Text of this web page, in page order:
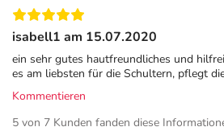
isabell1 am 15.07.2020
ein sehr gutes hautfreundliches und
es am liebsten für die Schultern, pflegt
Kommentieren
5 von 7 Kunden fanden diese